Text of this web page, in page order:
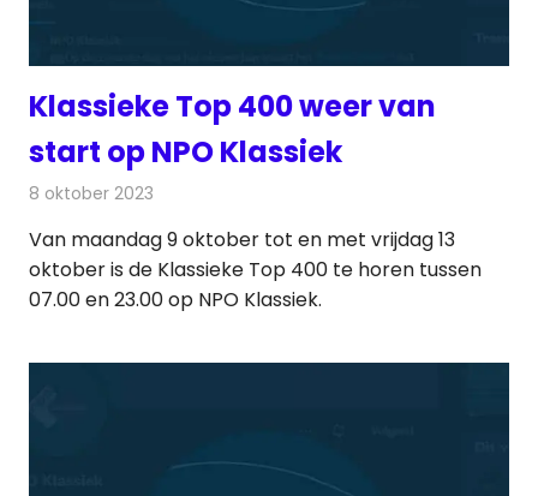
Klassieke Top 400 weer van
start op NPO Klassiek
8 oktober 2023
Van maandag 9 oktober tot en met vrijdag 13
oktober is de Klassieke Top 400 te horen tussen
07.00 en 23.00 op NPO Klassiek.